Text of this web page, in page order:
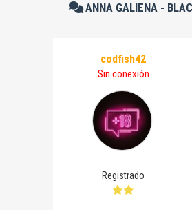
ANNA GALIENA -
codfish42
Sin conexión
Registrado